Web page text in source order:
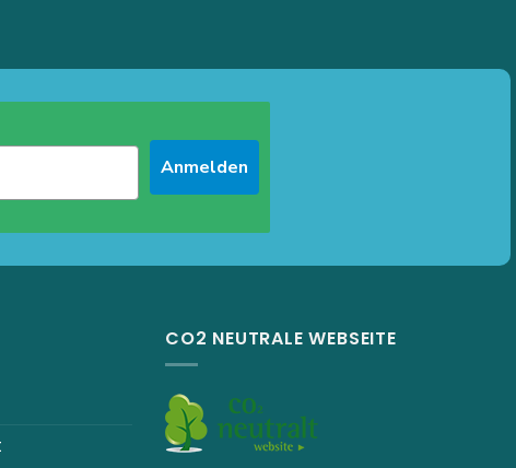
Anmelden
CO2 NEUTRALE WEBSEITE